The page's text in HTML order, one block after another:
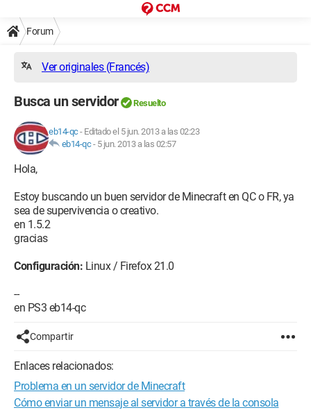
Forum
Ver originales (Francés)
Busca un servidor Resuelto
eb14-qc- Editado el 5 jun. 2013 a las 02:23
eb14-qc- 5 jun. 2013 a las 02:57
Hola,
Estoy buscando un buen servidor de Minecraft en QC o FR, ya
sea de supervivencia o creativo.
en 1.5.2
gracias
Configuración: Linux / Firefox 21.0
--
en PS3 eb14-qc
Compartir
Enlaces relacionados:
Problema en un servidor de Minecraft
Cómo enviar un mensaje al servidor a través de la consola